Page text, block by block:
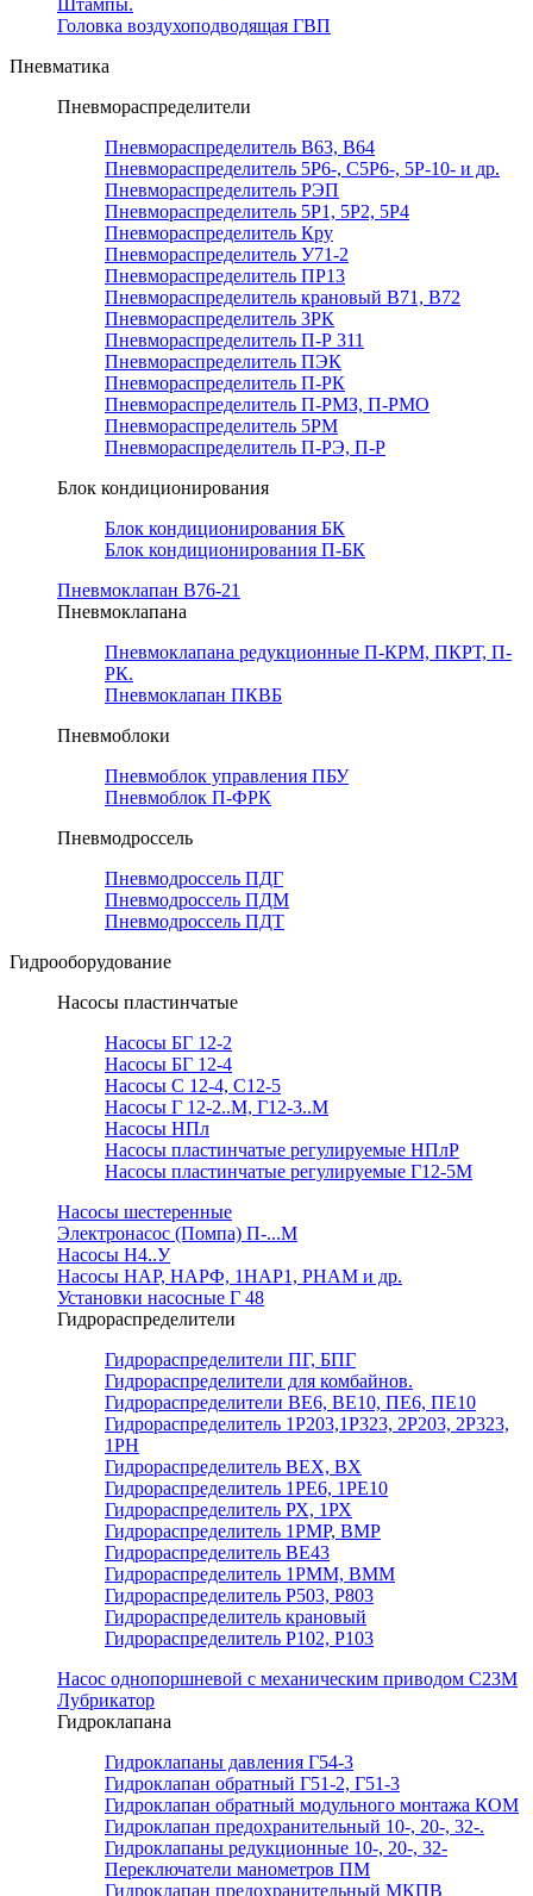
Штампы.
Головка воздухоподводящая ГВП
Пневматика
Пневмораспределители
Пневмораспределитель В63, В64
Пневмораспределитель 5Р6-, С5Р6-, 5Р-10- и др.
Пневмораспределитель РЭП
Пневмораспределитель 5Р1, 5Р2, 5Р4
Пневмораспределитель Кру
Пневмораспределитель У71-2
Пневмораспределитель ПР13
Пневмораспределитель крановый В71, В72
Пневмораспределитель 3РК
Пневмораспределитель П-Р 311
Пневмораспределитель ПЭК
Пневмораспределитель П-РК
Пневмораспределитель П-РМЗ, П-РМО
Пневмораспределитель 5РМ
Пневмораспределитель П-РЭ, П-Р
Блок кондиционирования
Блок кондиционирования БК
Блок кондиционирования П-БК
Пневмоклапан В76-21
Пневмоклапана
Пневмоклапана редукционные П-КРМ, ПКРТ, П-
РК.
Пневмоклапан ПКВБ
Пневмоблоки
Пневмоблок управления ПБУ
Пневмоблок П-ФРК
Пневмодроссель
Пневмодроссель ПДГ
Пневмодроссель ПДМ
Пневмодроссель ПДТ
Гидрооборудование
Насосы пластинчатые
Насосы БГ 12-2
Насосы БГ 12-4
Насосы С 12-4, С12-5
Насосы Г 12-2..М, Г12-3..М
Насосы НПл
Насосы пластинчатые регулируемые НПлР
Насосы пластинчатые регулируемые Г12-5М
Насосы шестеренные
Электронасос (Помпа) П-...М
Насосы Н4..У
Насосы НАР, НАРФ, 1НАР1, РНАМ и др.
Установки насосные Г 48
Гидрораспределители
Гидрораспределители ПГ, БПГ
Гидрораспределители для комбайнов.
Гидрораспределители ВЕ6, ВЕ10, ПЕ6, ПЕ10
Гидрораспределитель 1Р203,1Р323, 2Р203, 2Р323,
1РН
Гидрораспределитель ВЕХ, ВХ
Гидрораспределитель 1РЕ6, 1РЕ10
Гидрораспределитель РХ, 1РХ
Гидрораспределитель 1РМР, ВМР
Гидрораспределитель ВЕ43
Гидрораспределитель 1РММ, ВММ
Гидрораспределитель Р503, Р803
Гидрораспределитель крановый
Гидрораспределитель Р102, Р103
Насос однопоршневой с механическим приводом С23М
Лубрикатор
Гидроклапана
Гидроклапаны давления Г54-3
Гидроклапан обратный Г51-2, Г51-3
Гидроклапан обратный модульного монтажа КОМ
Гидроклапан предохранительный 10-, 20-, 32-.
Гидроклапаны редукционные 10-, 20-, 32-
Переключатели манометров ПМ
Гидроклапан предохранительный МКПВ